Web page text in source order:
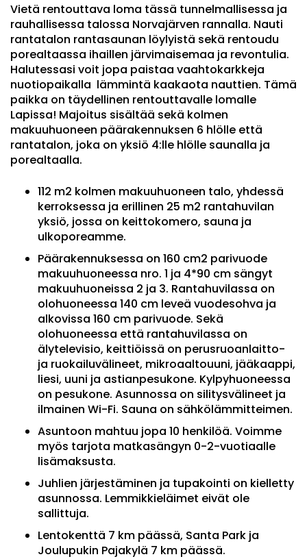
Vietä rentouttava loma tässä tunnelmallisessa ja
rauhallisessa talossa Norvajärven rannalla. Nauti
rantatalon rantasaunan löylyistä sekä rentoudu
porealtaassa ihaillen järvimaisemaa ja revontulia.
Halutessasi voit jopa paistaa vaahtokarkkeja
nuotiopaikalla lämmintä kaakaota nauttien. Tämä
paikka on täydellinen rentouttavalle lomalle
Lapissa! Majoitus sisältää sekä kolmen
makuuhuoneen päärakennuksen 6 hlölle että
rantatalon, joka on yksiö 4:lle hlölle saunalla ja
porealtaalla.
112 m2 kolmen makuuhuoneen talo, yhdessä
kerroksessa ja erillinen 25 m2 rantahuvilan
yksiö, jossa on keittokomero, sauna ja
ulkoporeamme.
Päärakennuksessa on 160 cm2 parivuode
makuuhuoneessa nro. 1 ja 4*90 cm sängyt
makuuhuoneissa 2 ja 3. Rantahuvilassa on
olohuoneessa 140 cm leveä vuodesohva ja
alkovissa 160 cm parivuode. Sekä
olohuoneessa että rantahuvilassa on
älytelevisio, keittiöissä on perusruoanlaitto-
ja ruokailuvälineet, mikroaaltouuni, jääkaappi,
liesi, uuni ja astianpesukone. Kylpyhuoneessa
on pesukone. Asunnossa on silitysvälineet ja
ilmainen Wi-Fi. Sauna on sähkölämmitteimen.
Asuntoon mahtuu jopa 10 henkilöä. Voimme
myös tarjota matkasängyn 0-2-vuotiaalle
lisämaksusta.
Juhlien järjestäminen ja tupakointi on kielletty
asunnossa. Lemmikkieläimet eivät ole
sallittuja.
Lentokenttä 7 km päässä, Santa Park ja
Joulupukin Pajakylä 7 km päässä.